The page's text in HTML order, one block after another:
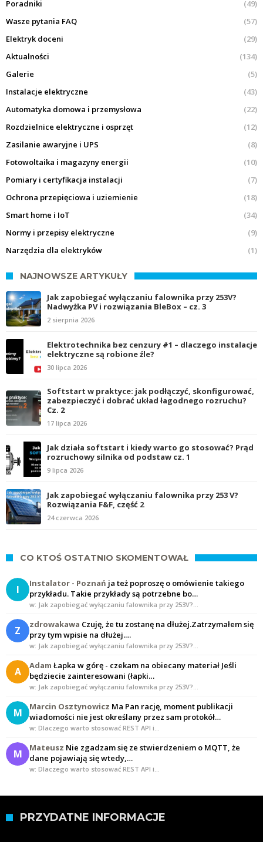
Poradniki
(49)
Wasze pytania FAQ
(57)
Elektryk doceni
(29)
Aktualności
(134)
Galerie
(5)
Instalacje elektryczne
(43)
Automatyka domowa i przemysłowa
(22)
Rozdzielnice elektryczne i osprzęt
(12)
Zasilanie awaryjne i UPS
(8)
Fotowoltaika i magazyny energii
(10)
Pomiary i certyfikacja instalacji
(7)
Ochrona przepięciowa i uziemienie
(18)
Smart home i IoT
(34)
Normy i przepisy elektryczne
(9)
Narzędzia dla elektryków
(1)
NAJNOWSZE ARTYKUŁY
Jak zapobiegać wyłączaniu falownika przy 253V?
Nadwyżka PV i rozwiązania BleBox – cz. 3
2 sierpnia 2026
Elektrotechnika bez cenzury #1 – dlaczego instalacje
elektryczne są robione źle?
30 lipca 2026
Softstart w praktyce: jak podłączyć, skonfigurować,
zabezpieczyć i dobrać układ łagodnego rozruchu?
Cz. 2
17 lipca 2026
Jak działa softstart i kiedy warto go stosować? Prąd
rozruchowy silnika od podstaw cz. 1
9 lipca 2026
Jak zapobiegać wyłączaniu falownika przy 253 V?
Rozwiązania F&F, część 2
24 czerwca 2026
CO KTOŚ OSTATNIO SKOMENTOWAŁ
I Instalator - Poznań ja też poproszę o omówienie takiego
przykładu. Takie przykłady są potrzebne bo…
w: Jak zapobiegać wyłączaniu falownika przy 253V?…
Z zdrowakawa Czuję, że tu zostanę na dłużej.Zatrzymałem się
przy tym wpisie na dłużej.…
w: Jak zapobiegać wyłączaniu falownika przy 253V?…
A Adam Łapka w górę - czekam na obiecany materiał Jeśli
będziecie zainteresowani (łapki…
w: Jak zapobiegać wyłączaniu falownika przy 253V?…
M Marcin Osztynowicz Ma Pan rację, moment publikacji
wiadomości nie jest określany przez sam protokół…
w: Dlaczego warto stosować REST API i…
M Mateusz Nie zgadzam się ze stwierdzeniem o MQTT, że
dane pojawiają się wtedy,…
w: Dlaczego warto stosować REST API i…
PRZYDATNE INFORMACJE